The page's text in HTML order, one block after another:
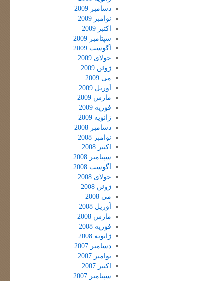
دسامبر 2009
نوامبر 2009
اکتبر 2009
سپتامبر 2009
آگوست 2009
جولای 2009
ژوئن 2009
می 2009
آوریل 2009
مارس 2009
فوریه 2009
ژانویه 2009
دسامبر 2008
نوامبر 2008
اکتبر 2008
سپتامبر 2008
آگوست 2008
جولای 2008
ژوئن 2008
می 2008
آوریل 2008
مارس 2008
فوریه 2008
ژانویه 2008
دسامبر 2007
نوامبر 2007
اکتبر 2007
سپتامبر 2007